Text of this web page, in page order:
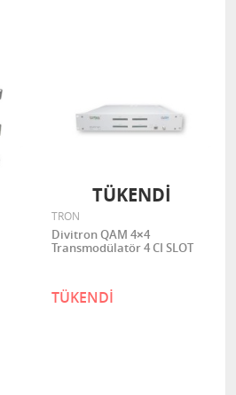
TRON
Divitron QAM 4×4
Transmodülatör 4 CI SLOT
TÜKENDİ
TÜKENDİ